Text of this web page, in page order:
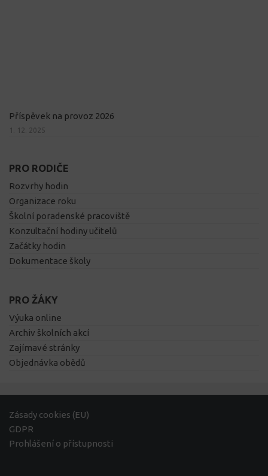
Příspěvek na provoz 2026
1. 12. 2025
PRO RODIČE
Rozvrhy hodin
Organizace roku
Školní poradenské pracoviště
Konzultační hodiny učitelů
Začátky hodin
Dokumentace školy
PRO ŽÁKY
Výuka online
Archiv školních akcí
Zajímavé stránky
Objednávka obědů
Zásady cookies (EU)
GDPR
Prohlášení o přístupnosti